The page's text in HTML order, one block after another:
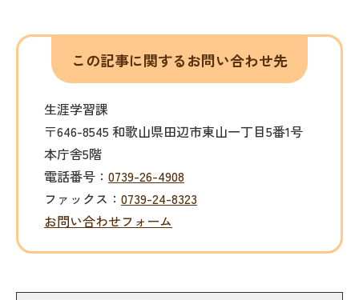
この記事に関するお問い合わせ先
生涯学習課
〒646-8545 和歌山県田辺市東山一丁目5番1号
本庁舎5階
電話番号： 0739-26-4908
ファックス： 0739-24-8323
お問い合わせフォーム